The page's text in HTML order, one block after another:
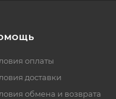
оплаты
доставки
обмена и возврата